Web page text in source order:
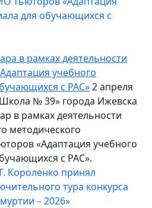
в рамках деятельности
учебного
с РАС»2 апреля
№ 39» города Ижевска
в рамках деятельности
методического
«Адаптация учебного
с РАС».